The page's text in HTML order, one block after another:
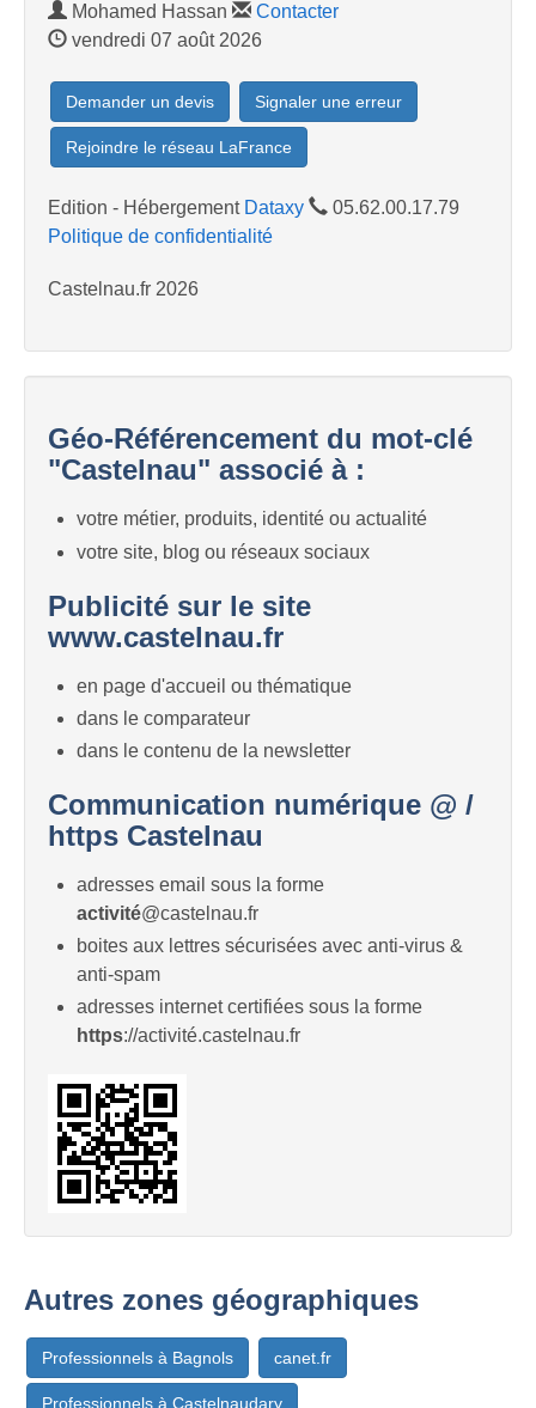
Mohamed Hassan
Contacter
vendredi 07 août 2026
Demander un devis Signaler une erreur
Rejoindre le réseau LaFrance
Edition - Hébergement Dataxy
05.62.00.17.79
Politique de confidentialité
Castelnau.fr 2026
Géo-Référencement du mot-clé
"Castelnau" associé à :
votre métier, produits, identité ou actualité
votre site, blog ou réseaux sociaux
Publicité sur le site
www.castelnau.fr
en page d'accueil ou thématique
dans le comparateur
dans le contenu de la newsletter
Communication numérique @ /
https Castelnau
adresses email sous la forme
activité@castelnau.fr
boites aux lettres sécurisées avec anti-virus &
anti-spam
adresses internet certifiées sous la forme
https://activité.castelnau.fr
Autres zones géographiques
Professionnels à Bagnols canet.fr
Professionnels à Castelnaudary